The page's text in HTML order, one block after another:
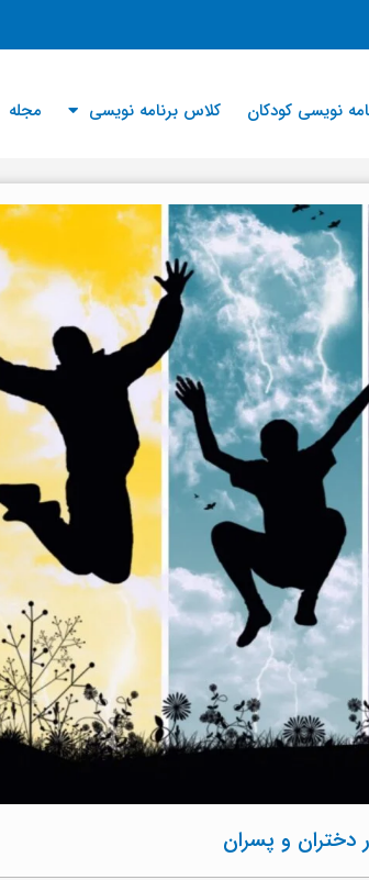
نویسی کودکان کلاس برنامه نویسی مجله
دختران و پسران